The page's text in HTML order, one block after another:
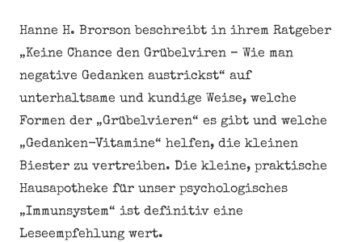
Hanne H. Brorson beschreibt in ihrem Ratgeber
„Keine Chance den Grübelviren – Wie man
negative Gedanken austrickst“ auf
unterhaltsame und kundige Weise, welche
Formen der „Grübelvieren“ es gibt und welche
„Gedanken-Vitamine“ helfen, die kleinen
Biester zu vertreiben. Die kleine, praktische
Hausapotheke für unser psychologisches
„Immunsystem“ ist definitiv eine
Leseempfehlung wert.